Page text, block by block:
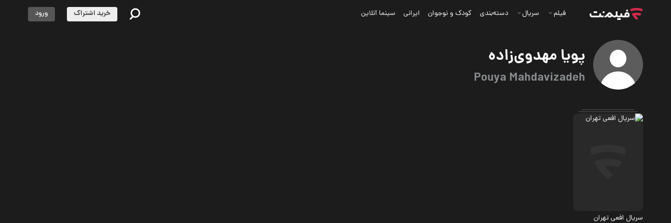
پویا مهدوی‌زاده
Pouya Mahdavizadeh
فیلم سریال دسته‌بندی کودک و نوجوان ایرانی سینما آنلاین خرید اشتراک ورود
سریال افعی تهران